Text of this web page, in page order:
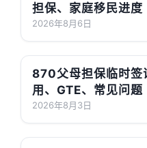
担保、家庭移民进度
2026年8月6日
870父母担保临时签
用、GTE、常见问
2026年8月3日